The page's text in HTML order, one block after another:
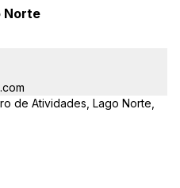
Norte
de Atividades, Lago Norte,